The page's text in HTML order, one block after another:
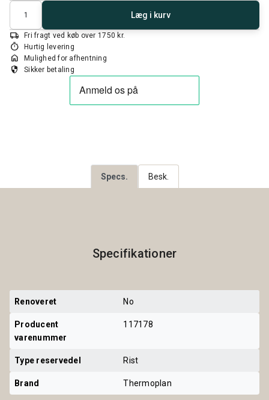
Antal
Læg i kurv
local_shipping Fri fragt ved køb over 1750 kr.
timer Hurtig levering
home Mulighed for afhentning
security Sikker betaling
Specs. Besk.
Specifikationer
Renoveret No
Producent
varenummer
117178
Type reservedel Rist
Brand Thermoplan